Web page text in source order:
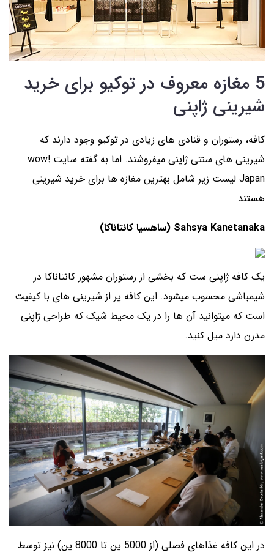
5 مغازه معروف در توکیو برای خرید
شیرینی ژاپنی
کافه، رستوران و قنادی های زیادی در توکیو وجود دارند که
شیرینی های سنتی ژاپنی میفروشند. اما به گفته سایت wow!
Japan لیست زیر شامل بهترین مغازه ها برای خرید شیرینی
هستند
Sahsya Kanetanaka (ساهسیا کانتاناکا)
یک کافه ژاپنی ست که بخشی از رستوران مشهور کانتاناکا در
شیمباشی محسوب میشود. این کافه پر از شیرینی های با کیفیت
است که میتوانید آن ها را در یک محیط شیک که طراحی ژاپنی
مدرن دارد میل کنید.
در این کافه غذاهای فصلی (از 5000 ین تا 8000 ین) نیز توسط